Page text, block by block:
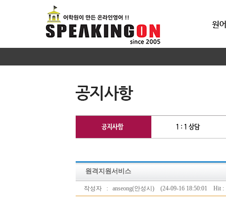
원격지원서비스
작성자 : anseong(안성시) (24-09-16 18:50:01 Hit :